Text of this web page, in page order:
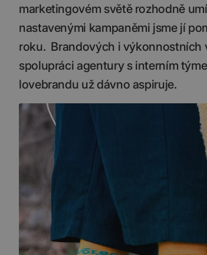
marketingovém světě rozhodně
nastavenými kampaněmi jsme jí
roku. Brandových i výkonnostních
spolupráci agentury s interním
lovebrandu už dávno aspiruje.